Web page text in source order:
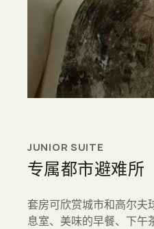
JUNIOR SUITE
专属都市避难所
套房可欣赏城市和高尔夫
息室、美味的早餐、下午